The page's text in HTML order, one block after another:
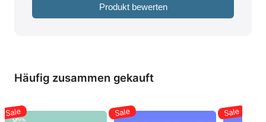
Produkt bewerten
Häufig zusammen gekauft